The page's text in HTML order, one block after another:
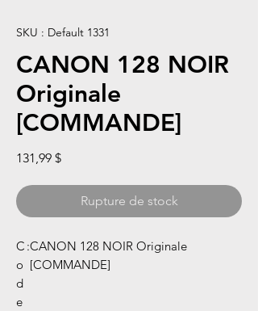
SKU : Default 1331
CANON 128 NOIR
Originale
[COMMANDE]
131,99 $Prix
Rupture de stock
C
o
d
e
:CANON 128 NOIR Originale
[COMMANDE]